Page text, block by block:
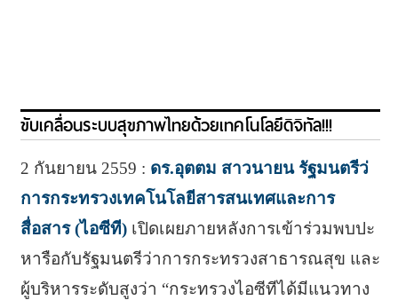
ขับเคลื่อนระบบสุขภาพไทยด้วยเทคโนโลยีดิจิทัล!!!
2 กันยายน 2559 : ดร.อุตตม สาวนายน รัฐมนตรีว่
การกระทรวงเทคโนโลยีสารสนเทศและการ
สื่อสาร (ไอซีที)เปิดเผยภายหลังการเข้าร่วมพบปะ
หารือกับรัฐมนตรีว่าการกระทรวงสาธารณสุข และ
ผู้บริหารระดับสูงว่า “กระทรวงไอซีทีได้มีแนวทาง